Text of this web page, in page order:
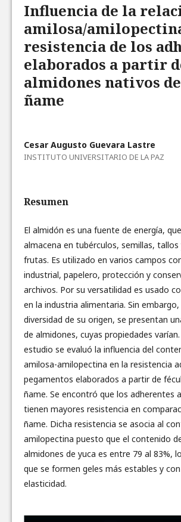
Influencia de la
amilosa/
resistencia de los
elaborados a partir
almidones nativos
ñame
Cesar Augusto Guevara Lastre
INSTITUTO UNIVERSITARIO DE LA PAZ
Resumen
El almidón es una fuente de energía,
almacena en tubérculos, semillas, tallos
frutas. Es utilizado en varios campos
industrial, papelero, protección y
archivos. Por su versatilidad es usado
en la industria alimentaria. Sin
diversidad de su origen, se presentan
de almidones, cuyas propiedades
estudio se evaluó la influencia del
amilosa-amilopectina en la resistencia
pegamentos elaborados a partir de
ñame. Se encontró que los adherentes
tienen mayores resistencia en
ñame. Dicha resistencia se asocia al
amilopectina puesto que el contenido
almidones de yuca es entre 79 al 83%,
que se formen geles más estables y
elasticidad.